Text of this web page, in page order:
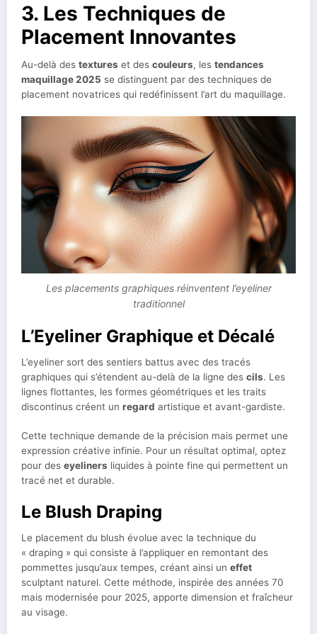
3. Les Techniques de
Placement Innovantes
Au-delà des textures et des couleurs, les tendances
maquillage 2025 se distinguent par des techniques de
placement novatrices qui redéfinissent l’art du maquillage.
Les placements graphiques réinventent l’eyeliner
traditionnel
L’Eyeliner Graphique et Décalé
L’eyeliner sort des sentiers battus avec des tracés
graphiques qui s’étendent au-delà de la ligne des cils. Les
lignes flottantes, les formes géométriques et les traits
discontinus créent un regard artistique et avant-gardiste.
Cette technique demande de la précision mais permet une
expression créative infinie. Pour un résultat optimal, optez
pour des eyeliners liquides à pointe fine qui permettent un
tracé net et durable.
Le Blush Draping
Le placement du blush évolue avec la technique du
« draping » qui consiste à l’appliquer en remontant des
pommettes jusqu’aux tempes, créant ainsi un effet
sculptant naturel. Cette méthode, inspirée des années 70
mais modernisée pour 2025, apporte dimension et fraîcheur
au visage.